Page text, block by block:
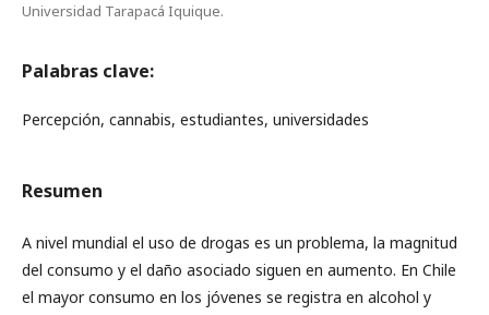
Universidad Tarapacá Iquique.
Palabras clave:
Percepción, cannabis, estudiantes, universidades
Resumen
A nivel mundial el uso de drogas es un problema, la magnitud
del consumo y el daño asociado siguen en aumento. En Chile
el mayor consumo en los jóvenes se registra en alcohol y